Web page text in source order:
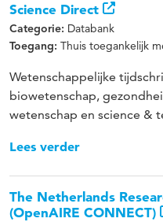
Science Direct
Categorie: Databank
Toegang: Thuis toegankelijk
Wetenschappelijke
biowetenschap,
wetenschap en science &
Lees verder
The Netherlands
(OpenAIRE CONNECT)